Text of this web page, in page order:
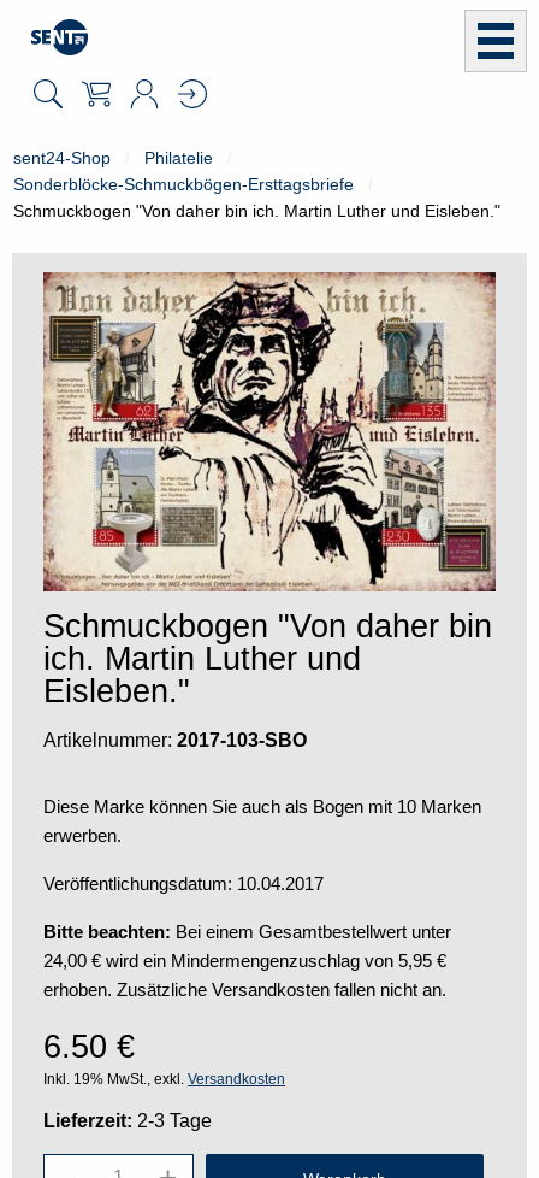
sent24-Shop
Philatelie
Sonderblöcke-Schmuckbögen-Ersttagsbriefe
Schmuckbogen "Von daher bin ich. Martin Luther und Eisleben."
Schmuckbogen "Von daher bin
ich. Martin Luther und
Eisleben."
Artikelnummer: 2017-103-SBO
Diese Marke können Sie auch als Bogen mit 10 Marken
erwerben.
Veröffentlichungsdatum: 10.04.2017
Bitte beachten: Bei einem Gesamtbestellwert unter
24,00 € wird ein Mindermengenzuschlag von 5,95 €
erhoben. Zusätzliche Versandkosten fallen nicht an.
6.50 €
Inkl. 19% MwSt., exkl. Versandkosten
Lieferzeit: 2-3 Tage